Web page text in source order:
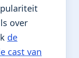
over
de
cast van